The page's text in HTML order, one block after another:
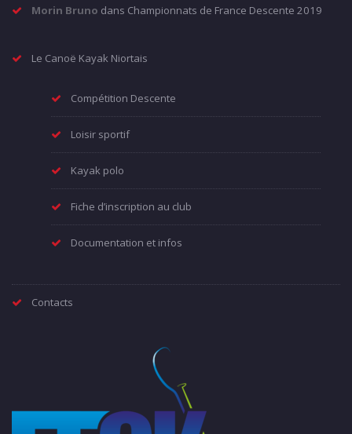
Morin Bruno dans Championnats de France Descente 2019
Le Canoë Kayak Niortais
Compétition Descente
Loisir sportif
Kayak polo
Fiche d’inscription au club
Documentation et infos
Contacts